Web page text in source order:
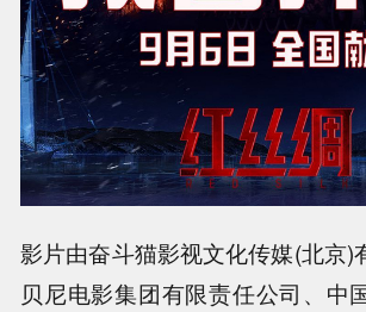
影片由奋斗猫影视文化传媒(北京)
贝尼电影集团有限责任公司、中